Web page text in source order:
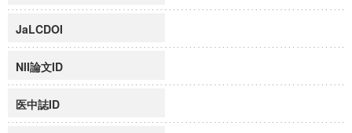
JaLCDOI
NII論文ID
医中誌ID